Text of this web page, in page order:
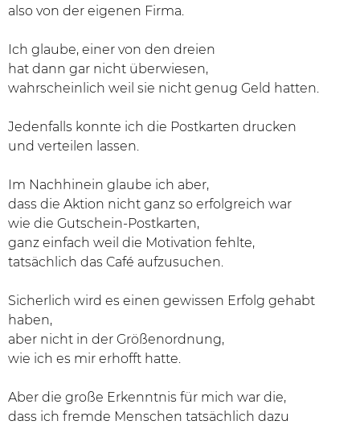
also von der eigenen Firma.
Ich glaube, einer von den dreien
hat dann gar nicht überwiesen,
wahrscheinlich weil sie nicht genug Geld hatten.
Jedenfalls konnte ich die Postkarten drucken
und verteilen lassen.
Im Nachhinein glaube ich aber,
dass die Aktion nicht ganz so erfolgreich war
wie die Gutschein-Postkarten,
ganz einfach weil die Motivation fehlte,
tatsächlich das Café aufzusuchen.
Sicherlich wird es einen gewissen Erfolg gehabt
haben,
aber nicht in der Größenordnung,
wie ich es mir erhofft hatte.
Aber die große Erkenntnis für mich war die,
dass ich fremde Menschen tatsächlich dazu